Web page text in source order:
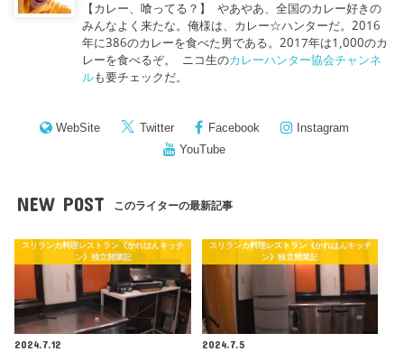
【カレー、喰ってる？】 やあやあ、全国のカレー好きの
みんなよく来たな。俺様は、カレー☆ハンターだ。2016
年に386のカレーを食べた男である。2017年は1,000のカ
レーを食べるぞ。 ニコ生のカレーハンター協会チャンネ
ルも要チェックだ。
WebSite Twitter Facebook
Instagram
YouTube
NEW POST このライターの最新記事
スリランカ料理レストラン《かれはんキッチ
ン》独立開業記
2024.7.12
スリランカ料理レストラン《かれはんキッチ
ン》独立開業記
2024.7.5